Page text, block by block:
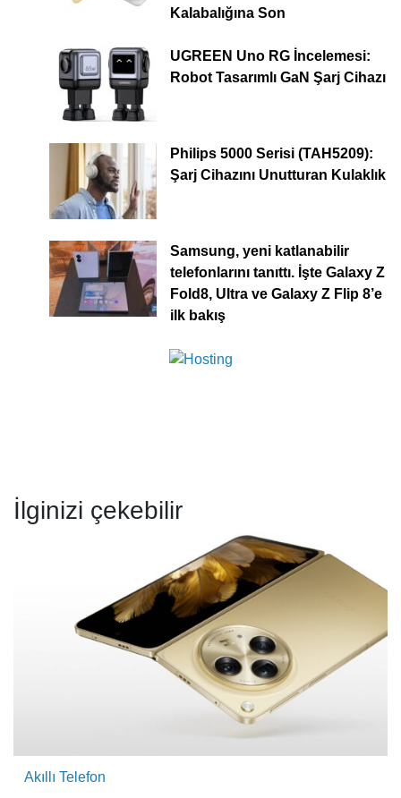
Kalabalığına Son
UGREEN Uno RG İncelemesi:
Robot Tasarımlı GaN Şarj Cihazı
Philips 5000 Serisi (TAH5209):
Şarj Cihazını Unutturan Kulaklık
Samsung, yeni katlanabilir
telefonlarını tanıttı. İşte Galaxy Z
Fold8, Ultra ve Galaxy Z Flip 8’e
ilk bakış
İlginizi çekebilir
Akıllı Telefon